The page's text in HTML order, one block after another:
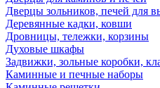
Дверцы зольников, печей для
Деревянные кадки, ковши
Дровницы, тележки, корзины
Духовые шкафы
Задвижки, зольные коробки,
Каминные и печные наборы